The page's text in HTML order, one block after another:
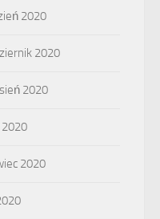
2020
2020
2020
2020
2020